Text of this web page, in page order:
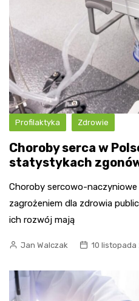
Profilaktyka Zdrowie
Choroby serca w
statystykach
Choroby sercowo-
zagrożeniem dla zdrowia
ich rozwój mają
Jan Walczak 10 listopada